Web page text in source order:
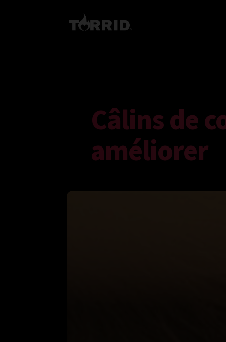
Câlins de
améliorer